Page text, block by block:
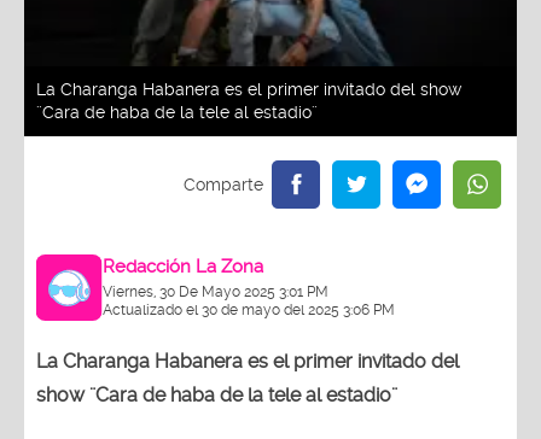
La Charanga Habanera es el primer invitado del show
¨Cara de haba de la tele al estadio¨
Redacción La Zona
Viernes, 30 De Mayo 2025 3:01 PM
Actualizado el 30 de mayo del 2025 3:06 PM
La Charanga Habanera es el primer invitado del
show ¨Cara de haba de la tele al estadio¨